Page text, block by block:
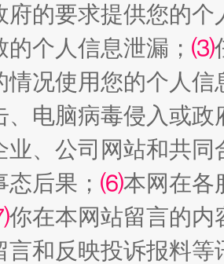
段成刚被判无期
府的要求提供您的个
个人信息泄漏； ⑶
情况使用您的个人
、电脑病毒侵入或
业、公司网站和共
后果； ⑹本网在各
你在本网站留言的内
言和反映投诉报料